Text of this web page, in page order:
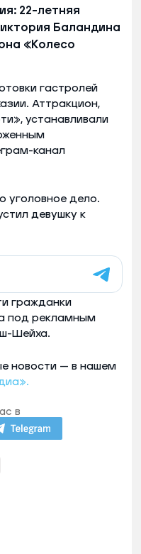
22-летняя
Баландина
«Колесо
гастролей
Аттракцион,
устанавливали
канал
уголовное дело.
девушку к
гражданки
под рекламным
Шейха.
новости — в нашем
в